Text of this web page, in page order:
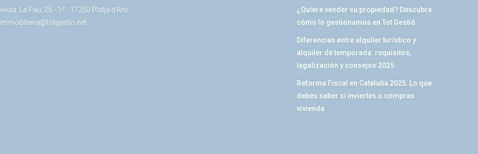
Avda. La Pau, 26 - 1º - 17250 Platja d’Aro
immobiliaria@totgestio.net
¿Quiere vender su propiedad? Descubra
cómo lo gestionamos en Tot Gestió
Diferencias entre alquiler turístico y
alquiler de temporada: requisitos,
legalización y consejos 2025
Reforma Fiscal en Cataluña 2025: Lo que
debes saber si inviertes o compras
vivienda